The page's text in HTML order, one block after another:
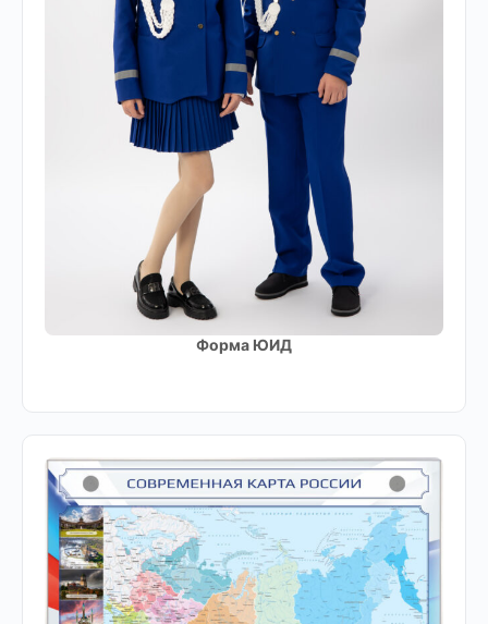
Форма ЮИД